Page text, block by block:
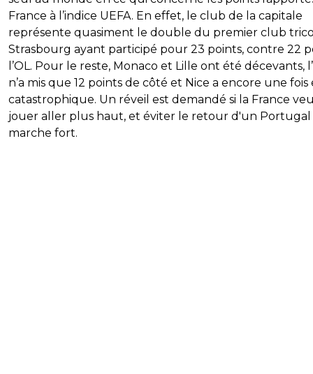
France à l’indice UEFA. En effet, le club de la capitale
représente quasiment le double du premier club
Strasbourg ayant participé pour 23 points, contre 22
l’OL. Pour le reste, Monaco et Lille ont été décevants,
n’a mis que 12 points de côté et Nice a encore une fois
catastrophique. Un réveil est demandé si la France
jouer aller plus haut, et éviter le retour d'un
marche fort.